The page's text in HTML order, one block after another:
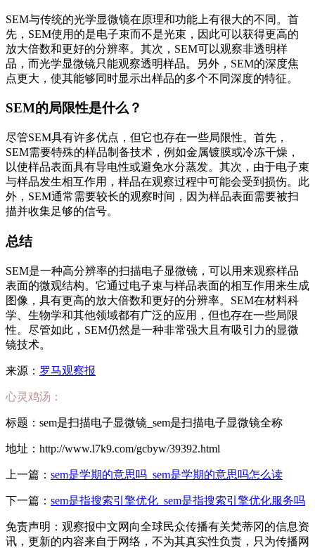
SEM与传统的光学显微镜在原理和功能上有很大的不同。首
先，SEM使用的是电子束而不是光束，因此可以获得更高的
放大倍数和更好的分辨率。其次，SEM可以观察非透明样
品，而光学显微镜只能观察透明样品。另外，SEM的深度焦
点更大，使其能够同时显示出样品的多个不同深度的特征。
SEM的局限性是什么？
尽管SEM具有许多优点，但它也存在一些局限性。首先，
SEM需要特殊的样品制备技术，例如金属镀膜或冷冻干燥，
以使样品表面具有导电性或避免水分蒸发。其次，由于电子束
与样品发生相互作用，样品在观察过程中可能会受到损伤。此
外，SEM通常需要较长的观察时间，因为样品表面需要被扫
描并收集足够的信号。
总结
SEM是一种高分辨率的扫描电子显微镜，可以用来观察样品
表面的微观结构。它通过电子束与样品表面的相互作用来生成
图像，具有更高的放大倍数和更好的分辨率。SEM在材料科
学、生物学和其他领域都有广泛的应用，但也存在一些局限
性。尽管如此，SEM仍然是一种非常强大且有吸引力的显微
镜技术。
来源： 罗马观察报
心灵鸡汤：
标题：sem是扫描电子显微镜_sem是扫描电子显微镜全称
地址：http://www.l7k9.com/gcbyw/39392.html
上一篇： sem是学期的意思吗_sem是学期的意思吗怎么读
下一篇： sem是指搜索引擎优化_sem是指搜索引擎优化服务吗
免责声明：观察报中文网向全球民众传播有关梵蒂冈的信息资
讯，更新的内容来自于网络，不为其真实性负责，只为传播网